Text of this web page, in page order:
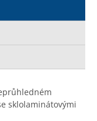
sklolaminátovými